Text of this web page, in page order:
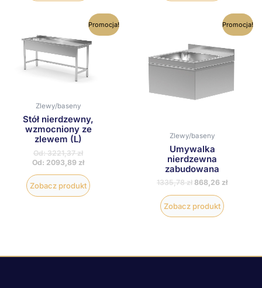
Promocja!
Zlewy/baseny
Stół nierdzewny,
wzmocniony ze
zlewem (L)
Od:3221,37zł
Od: 2093,89 zł
Zobacz produkt
Ten
produkt
ma
produktu
Promocja!
Zlewy/baseny
Umywalka
nierdzewna
zabudowana
1335,78zł 868,26 zł
Zobacz produkt
Ten
produkt
wiele
wybrać